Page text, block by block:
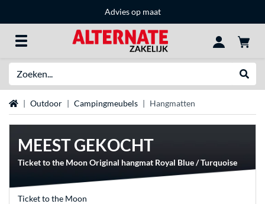
Advies op maat
HomeOutdoor Campingmeubels Hangmatten
MEEST GEKOCHT
Ticket to the Moon Original hangmat Royal Blue / Turquoise
Ticket to the Moon